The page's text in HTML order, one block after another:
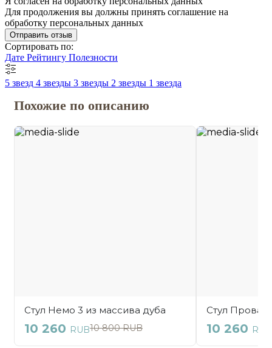
Для продолжения вы должны принять соглашение на
обработку персональных данных
Отправить отзыв
Сортировать по:
Дате Рейтингу Полезности
5 звезд 4 звезды 3 звезды 2 звезды 1 звезда